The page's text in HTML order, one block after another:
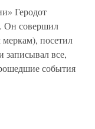
Геродот
Он совершил
посетил
записывал все,
события